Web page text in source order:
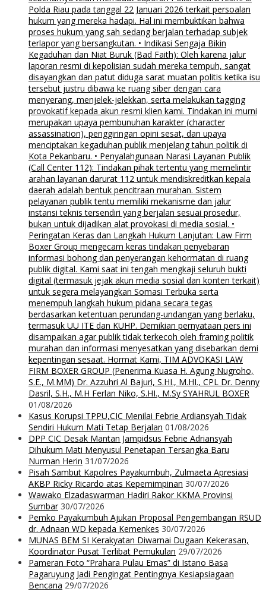
Polda Riau pada tanggal 22 Januari 2026 terkait persoalan
hukum yang mereka hadapi. Hal ini membuktikan bahwa
proses hukum yang sah sedang berjalan terhadap subjek
terlapor yang bersangkutan. • Indikasi Sengaja Bikin
Kegaduhan dan Niat Buruk (Bad Faith): Oleh karena jalur
laporan resmi di kepolisian sudah mereka tempuh, sangat
disayangkan dan patut diduga sarat muatan politis ketika isu
tersebut justru dibawa ke ruang siber dengan cara
menyerang, menjelek-jelekkan, serta melakukan tagging
provokatif kepada akun resmi klien kami. Tindakan ini murni
merupakan upaya pembunuhan karakter (character
assassination), penggiringan opini sesat, dan upaya
menciptakan kegaduhan publik menjelang tahun politik di
Kota Pekanbaru. • Penyalahgunaan Narasi Layanan Publik
(Call Center 112): Tindakan pihak tertentu yang memelintir
arahan layanan darurat 112 untuk mendiskreditkan kepala
daerah adalah bentuk pencitraan murahan. Sistem
pelayanan publik tentu memiliki mekanisme dan jalur
instansi teknis tersendiri yang berjalan sesuai prosedur,
bukan untuk dijadikan alat provokasi di media sosial. •
Peringatan Keras dan Langkah Hukum Lanjutan: Law Firm
Boxer Group mengecam keras tindakan penyebaran
informasi bohong dan penyerangan kehormatan di ruang
publik digital. Kami saat ini tengah mengkaji seluruh bukti
digital (termasuk jejak akun media sosial dan konten terkait)
untuk segera melayangkan Somasi Terbuka serta
menempuh langkah hukum pidana secara tegas
berdasarkan ketentuan perundang-undangan yang berlaku,
termasuk UU ITE dan KUHP. Demikian pernyataan pers ini
disampaikan agar publik tidak terkecoh oleh framing politik
murahan dan informasi menyesatkan yang disebarkan demi
kepentingan sesaat. Hormat Kami, TIM ADVOKASI LAW
FIRM BOXER GROUP (Penerima Kuasa H. Agung Nugroho,
S.E., M.MM) Dr. Azzuhri Al Bajuri, S.HI., M.HI., CPL Dr. Denny
Dasril, S.H., M.H Ferlan Niko, S.HI., M.Sy SYAHRUL BOXER
01/08/2026
Kasus Korupsi TPPU,CIC Menilai Febrie Ardiansyah Tidak
Sendiri Hukum Mati Tetap Berjalan 01/08/2026
DPP CIC Desak Mantan Jampidsus Febrie Adriansyah
Dihukum Mati Menyusul Penetapan Tersangka Baru
Nurman Herin 31/07/2026
Pisah Sambut Kapolres Payakumbuh, Zulmaeta Apresiasi
AKBP Ricky Ricardo atas Kepemimpinan 30/07/2026
Wawako Elzadaswarman Hadiri Rakor KKMA Provinsi
Sumbar 30/07/2026
Pemko Payakumbuh Ajukan Proposal Pengembangan RSUD
dr. Adnaan WD kepada Kemenkes 30/07/2026
MUNAS BEM SI Kerakyatan Diwarnai Dugaan Kekerasan,
Koordinator Pusat Terlibat Pemukulan 29/07/2026
Pameran Foto “Prahara Pulau Emas” di Istano Basa
Pagaruyung Jadi Pengingat Pentingnya Kesiapsiagaan
Bencana 29/07/2026